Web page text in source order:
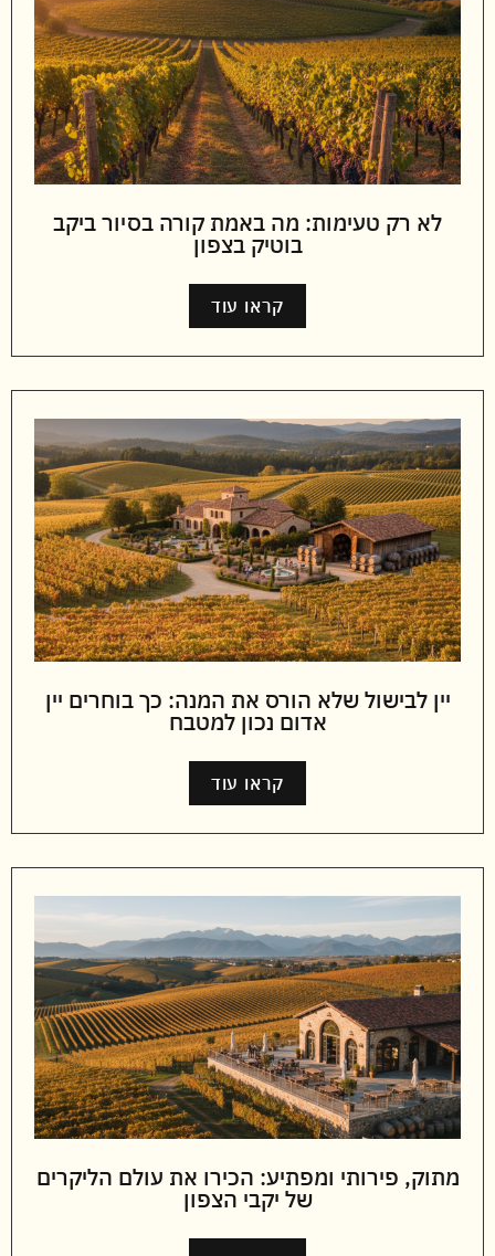
לא רק טעימות: מה באמת קורה בסיור ביקב
בוטיק בצפון
קראו עוד
יין לבישול שלא הורס את המנה: כך בוחרים יין
אדום נכון למטבח
קראו עוד
מתוק, פירותי ומפתיע: הכירו את עולם הליקרים
של יקבי הצפון